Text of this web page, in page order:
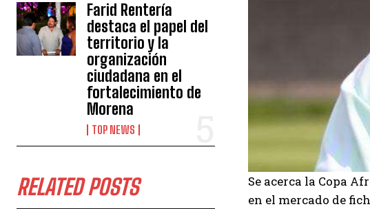
Farid Rentería
destaca el papel del
territorio y la
organización
ciudadana en el
fortalecimiento de
Morena
TOP NEWS
RELATED POSTS
Se acerca la Copa
en el mercado de